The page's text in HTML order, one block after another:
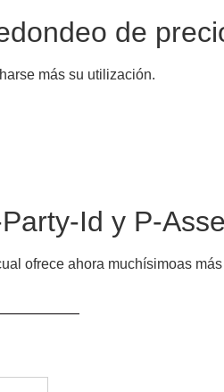
de
más su utilización.
Id y P-
ofrece ahora muchísimoas